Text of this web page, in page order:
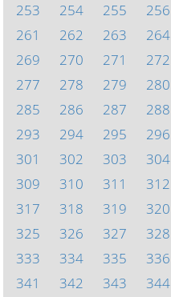
253
254 255 256
261
262 263 264
269
270 271 272
277
278 279 280
285
286 287 288
293
294 295 296
301
302 303 304
309
310 311 312
317
318 319 320
325
326 327 328
333
334 335 336
341
342 343 344